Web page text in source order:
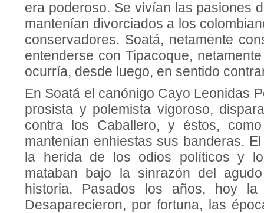
era poderoso. Se vivían las pasiones
mantenían divorcia­dos a los
conservado­res. Soatá, netamente
enten­derse con Tipacoque,
ocurría, desde luego, en sentido
En Soatá el canónigo Cayo Leonidas
pro­sista y polemista vigoroso,
contra los Caballero, y éstos,
mantenían enhiestas sus banderas.
la herida de los odios políticos y
mataban bajo la sinrazón del
historia. Pasados los años, hoy
Desaparecieron, por fortuna, las